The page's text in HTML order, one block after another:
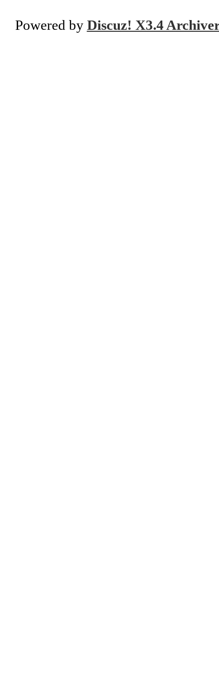
Powered by Discuz! X3.4